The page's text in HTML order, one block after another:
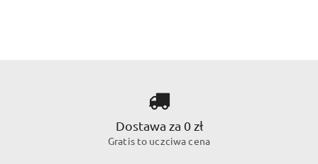
Dostawa za 0 zł
Gratis to uczciwa cena